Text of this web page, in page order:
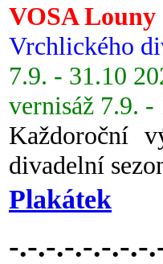
VOSA Louny
Vrchlického
7.9. - 31.10
vernisáž 7.9. -
Každoroční
divadelní
Plakátek
-.-.-.-.-.-.-.-